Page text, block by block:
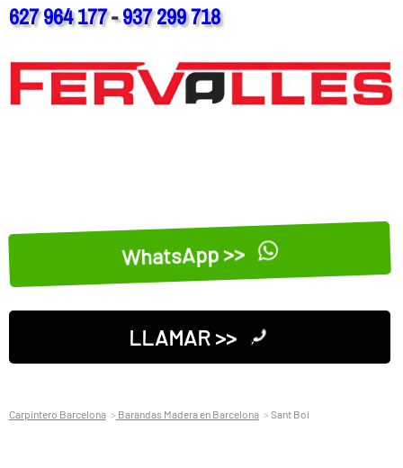
627 964 177-937 299 718
WhatsApp >>
LLAMAR >>
Carpintero Barcelona Barandas Madera en Barcelona Sant Boi